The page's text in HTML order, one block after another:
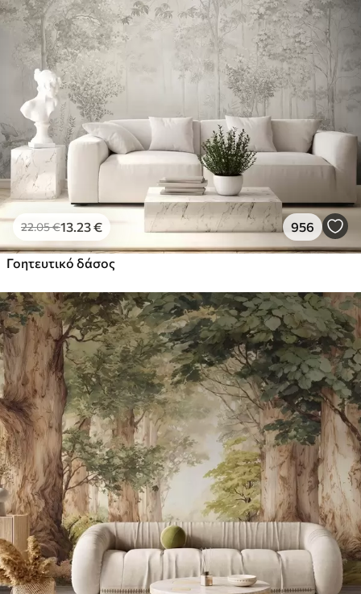
22.05€13 .23€ 956
Γοητευτικό δάσος